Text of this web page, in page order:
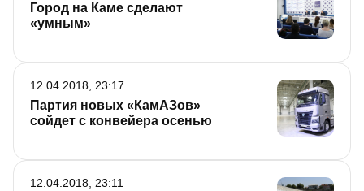
Город на Каме сделают
«умным»
Партия новых «КамАЗов»
сойдет с конвейера осенью
12.04.2018, 23:17
12.04.2018, 23:11